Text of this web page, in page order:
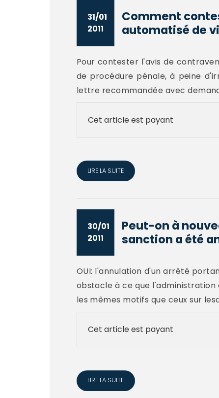
31/01
2011
Comment
automatisé de
Pour contester l'avis de
de procédure pénale, à peine
lettre recommandée avec
Cet article est payant
LIRE LA SUITE
30/01
2011
Peut-on à
sanction a été
OUI: l'annulation d'un arrêté
obstacle à ce que
les mêmes motifs que ceux sur
Cet article est payant
LIRE LA SUITE